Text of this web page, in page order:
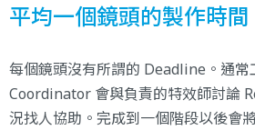
平均一個鏡頭的製作時間
每個鏡頭沒有所謂的 Deadline。通常
Coordinator 會與負責的特效師討論
況找人協助。完成到一個階段以後會